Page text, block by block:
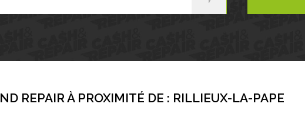
REPAIR À PROXIMITÉ DE : RILLIEUX-LA-PAPE